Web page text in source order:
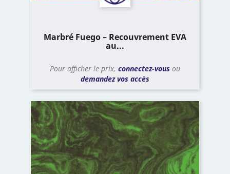
Marbré Fuego – Recouvrement EVA
au...
Pour afficher le prix, connectez-vous ou
demandez vos accès